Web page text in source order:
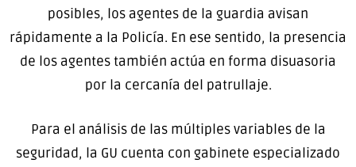
posibles, los agentes de la guardia avisan
rápidamente a la Policía. En ese sentido, la presencia
de los agentes también actúa en forma disuasoria
por la cercanía del patrullaje.
Para el análisis de las múltiples variables de la
seguridad, la GU cuenta con gabinete especializado